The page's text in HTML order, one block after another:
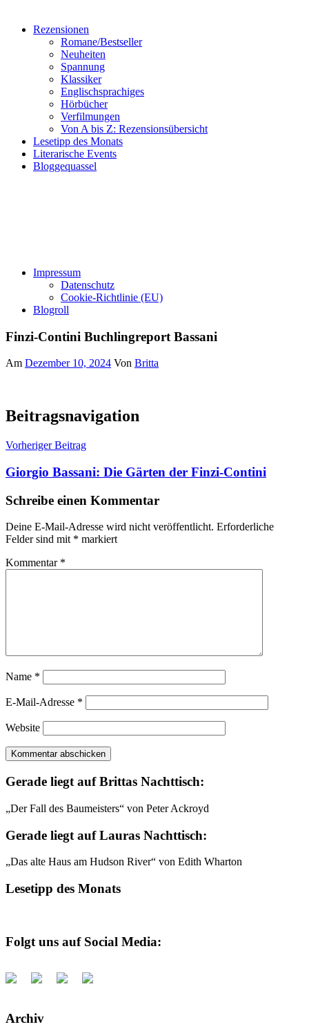
Rezensionen
Romane/Bestseller
Neuheiten
Spannung
Klassiker
Englischsprachiges
Hörbücher
Verfilmungen
Von A bis Z: Rezensionsübersicht
Lesetipp des Monats
Literarische Events
Bloggequassel
Impressum
Datenschutz
Cookie-Richtlinie (EU)
Blogroll
Finzi-Contini Buchlingreport Bassani
Am Dezember 10, 2024 Von Britta
Beitragsnavigation
Vorheriger Beitrag
Giorgio Bassani: Die Gärten der Finzi-Contini
Schreibe einen Kommentar
Deine E-Mail-Adresse wird nicht veröffentlicht. Erforderliche
Felder sind mit * markiert
Kommentar *
Name *
E-Mail-Adresse *
Website
Gerade liegt auf Brittas Nachttisch:
„Der Fall des Baumeisters“ von Peter Ackroyd
Gerade liegt auf Lauras Nachttisch:
„Das alte Haus am Hudson River“ von Edith Wharton
Lesetipp des Monats
Folgt uns auf Social Media:
Archiv